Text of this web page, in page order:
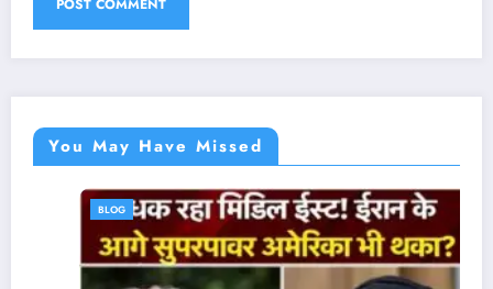
You May Have Missed